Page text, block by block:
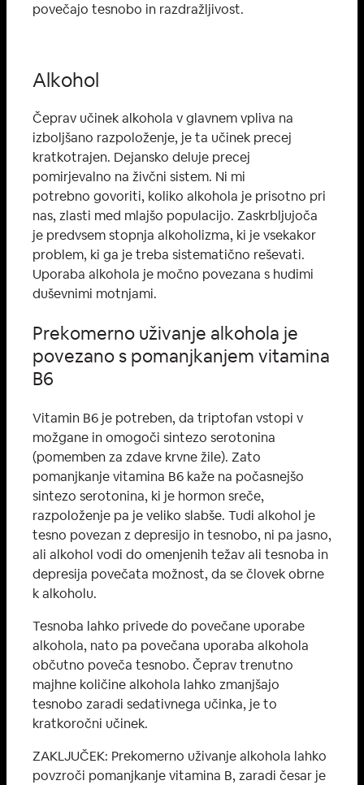
povečajo tesnobo in razdražljivost.
Alkohol
Čeprav učinek alkohola v glavnem vpliva na
izboljšano razpoloženje, je ta učinek precej
kratkotrajen. Dejansko deluje precej
pomirjevalno na živčni sistem. Ni mi
potrebno govoriti, koliko alkohola je prisotno pri
nas, zlasti med mlajšo populacijo. Zaskrbljujoča
je predvsem stopnja alkoholizma, ki je vsekakor
problem, ki ga je treba sistematično reševati.
Uporaba alkohola je močno povezana s hudimi
duševnimi motnjami.
Prekomerno uživanje alkohola je
povezano s pomanjkanjem vitamina
B6
Vitamin B6 je potreben, da triptofan vstopi v
možgane in omogoči sintezo serotonina
(pomemben za zdave krvne žile). Zato
pomanjkanje vitamina B6 kaže na počasnejšo
sintezo serotonina, ki je hormon sreče,
razpoloženje pa je veliko slabše. Tudi alkohol je
tesno povezan z depresijo in tesnobo, ni pa jasno,
ali alkohol vodi do omenjenih težav ali tesnoba in
depresija povečata možnost, da se človek obrne
k alkoholu.
Tesnoba lahko privede do povečane uporabe
alkohola, nato pa povečana uporaba alkohola
občutno poveča tesnobo. Čeprav trenutno
majhne količine alkohola lahko zmanjšajo
tesnobo zaradi sedativnega učinka, je to
kratkoročni učinek.
ZAKLJUČEK: Prekomerno uživanje alkohola lahko
povzroči pomanjkanje vitamina B, zaradi česar je